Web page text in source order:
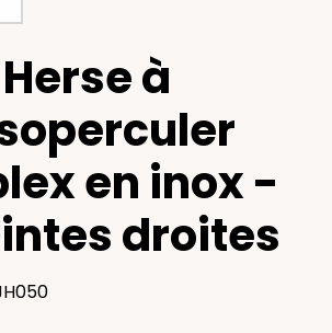
Herse à
en inox -
droites